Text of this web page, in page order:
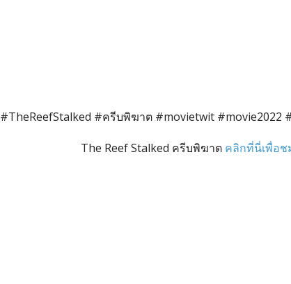
#TheReefStalked #ครีบพิฆาต #movietwit #movie2022
The Reef Stalked ครีบพิฆาต คลิกที่นี่เพื่อช